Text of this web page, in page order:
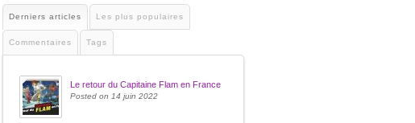
Derniers articles Les plus populaires
Commentaires Tags
Le retour du Capitaine Flam en France
Posted on 14 juin 2022